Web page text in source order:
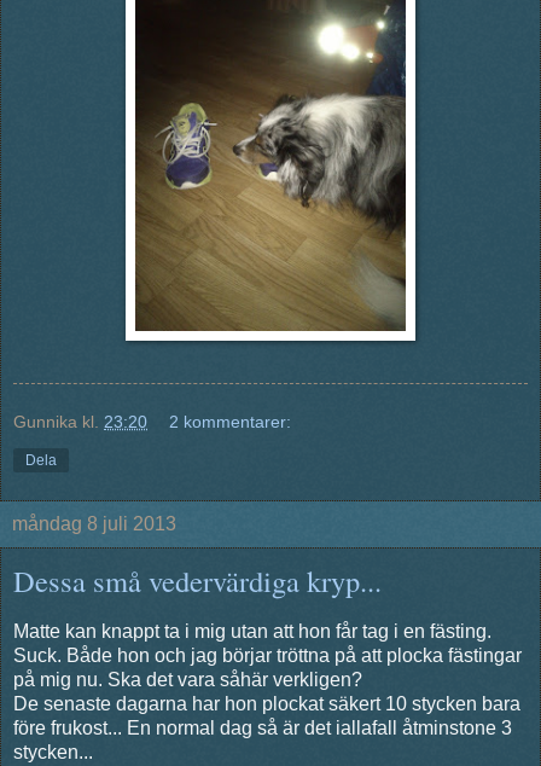
Gunnika kl. 23:20 2 kommentarer:
Dela
måndag 8 juli 2013
Dessa små vedervärdiga kryp...
Matte kan knappt ta i mig utan att hon får tag i en fästing.
Suck. Både hon och jag börjar tröttna på att plocka fästingar
på mig nu. Ska det vara såhär verkligen?
De senaste dagarna har hon plockat säkert 10 stycken bara
före frukost... En normal dag så är det iallafall åtminstone 3
stycken...